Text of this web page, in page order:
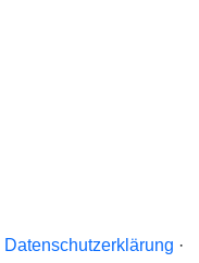
Datenschutzerklärung ·